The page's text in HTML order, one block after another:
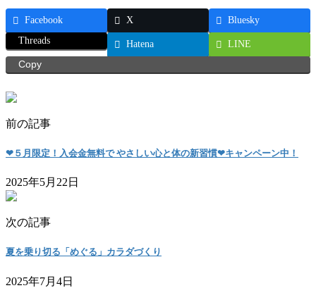
Facebook X
Bluesky
Threads
Hatena
LINE
Copy
前の記事
❤５月限定！入会金無料で やさしい心と体の新習慣❤キャンペーン中！
2025年5月22日
次の記事
夏を乗り切る「めぐる」カラダづくり
2025年7月4日